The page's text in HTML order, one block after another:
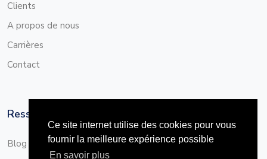
Ce site internet utilise des cookies pour vous
fournir la meilleure expérience possible
En savoir plus
Clients
A propos de nous
Carrières
Contact
Ressources
Blog